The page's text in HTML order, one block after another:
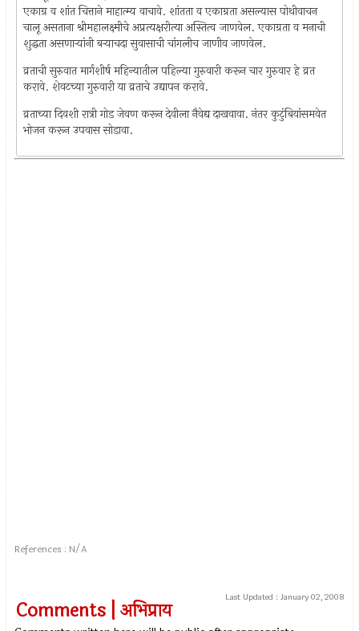
एकाग्र व शांत चित्ताने माहात्म्य वाचावे. शांतता व एकाग्रता असल्यास पोथीवाचन
चालू असताना श्रीमहालक्ष्मीचे अप्रत्यक्षरीत्या अस्तित्व जाणवेल. एकाग्रता व मनाची
शुद्धता असणार्‍यांनी बर्‍याचदा सुवासाची चांगलीच जाणीव जाणवेल.
व्रताची सुरुवात मार्गशीर्ष महिन्यातील पहिल्या गुरुवारी करून चार गुरुवार हे व्रत
करावे. शेवटच्या गुरुवारी या व्रताचे उद्यापन करावे.
व्रताच्या दिवशी रात्री गोड जेवण करून देवीला नैवेद्य दाखवावा. नंतर कुटुंबियांसमवेत
भोजन करून उपवास सोडावा.
References : N/A
Last Updated : January 02, 2008
Comments | अभिप्राय